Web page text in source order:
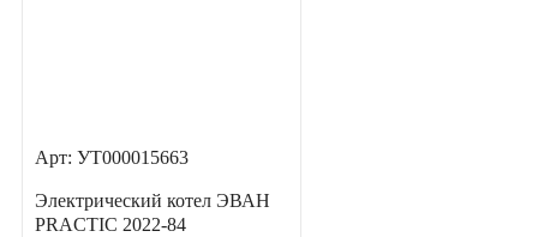
Арт: УТ000015663
Электрический котел ЭВАН
PRACTIC 2022-84